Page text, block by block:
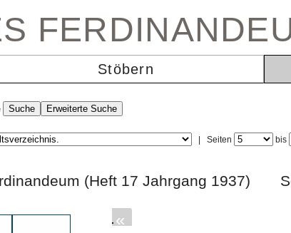
Stöbern
Seiten bis
(Heft 17 Jahrgang
«